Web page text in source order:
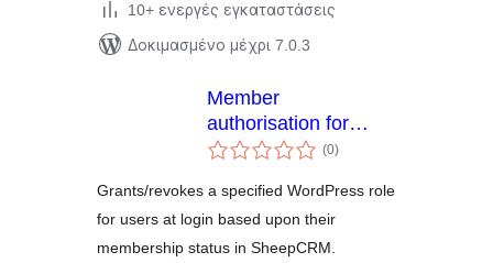
10+ ενεργές εγκαταστάσεις
Δοκιμασμένο μέχρι 7.0.3
Member
authorisation for
Sheep CRM (0αξιολογήσεις
σύνολο
)
Grants/revokes a specified WordPress role
for users at login based upon their
membership status in SheepCRM.